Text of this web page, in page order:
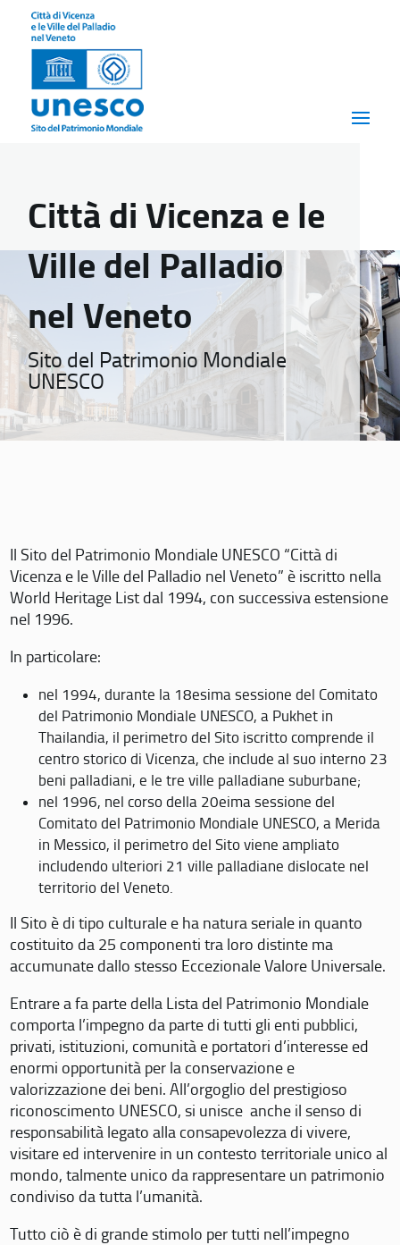
Città di Vicenza e le
Ville del Palladio
nel Veneto
Sito del Patrimonio Mondiale
UNESCO
Il Sito del Patrimonio Mondiale UNESCO “Città di
Vicenza e le Ville del Palladio nel Veneto” è iscritto nella
World Heritage List dal 1994, con successiva estensione
nel 1996.
In particolare:
nel 1994, durante la 18esima sessione del Comitato
del Patrimonio Mondiale UNESCO, a Pukhet in
Thailandia, il perimetro del Sito iscritto comprende il
centro storico di Vicenza, che include al suo interno 23
beni palladiani, e le tre ville palladiane suburbane;
nel 1996, nel corso della 20eima sessione del
Comitato del Patrimonio Mondiale UNESCO, a Merida
in Messico, il perimetro del Sito viene ampliato
includendo ulteriori 21 ville palladiane dislocate nel
territorio del Veneto.
Il Sito è di tipo culturale e ha natura seriale in quanto
costituito da 25 componenti tra loro distinte ma
accumunate dallo stesso Eccezionale Valore Universale.
Entrare a fa parte della Lista del Patrimonio Mondiale
comporta l’impegno da parte di tutti gli enti pubblici,
privati, istituzioni, comunità e portatori d’interesse ed
enormi opportunità per la conservazione e
valorizzazione dei beni. All’orgoglio del prestigioso
riconoscimento UNESCO, si unisce anche il senso di
responsabilità legato alla consapevolezza di vivere,
visitare ed intervenire in un contesto territoriale unico al
mondo, talmente unico da rappresentare un patrimonio
condiviso da tutta l’umanità.
Tutto ciò è di grande stimolo per tutti nell’impegno